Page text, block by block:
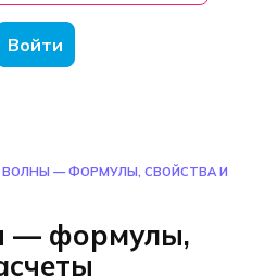
Войти
— ФОРМУЛЫ, СВОЙСТВА И
— формулы,